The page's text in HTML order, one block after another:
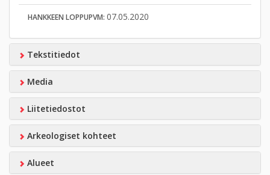
HANKKEEN LOPPUPVM: 07.05.2020
Tekstitiedot
Media
Liitetiedostot
Arkeologiset kohteet
Alueet